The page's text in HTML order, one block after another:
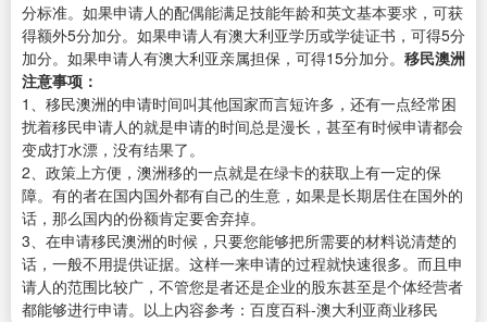
分标准。如果申请人的配偶能满足技能年龄和英文基本要求，可获
得额外5分加分。如果申请人有澳大利亚学历或学徒证书，可得5分
加分。如果申请人有澳大利亚亲属担保，可得15分加分。 移民澳洲
注意事项：
1、移民澳洲的申请时间叫其他国家而言短许多，还有一点经常困
扰着移民申请人的就是申请的时间总是漫长，甚至有时候申请都会
变成打水漂，没有结果了。
2、政策上方便，澳洲移的一点就是在绿卡的获取上有一定的保
障。有的者在国内国外都有自己的生意，如果是长期居住在国外的
话，那么国内的份额肯定要舍弃掉。
3、在申请移民澳洲的时候，只要您能够把所需要的材料说清楚的
话，一般不用提供证据。这样一来申请的过程就快速很多。而且申
请人的范围比较广，不管您是者还是企业的股东甚至是个体经营者
都能够进行申请。以上内容参考：百度百科-澳大利亚商业移民